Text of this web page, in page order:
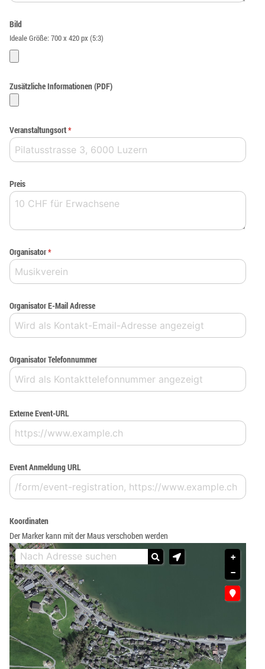
Bild
Ideale Größe: 700 x 420 px (5:3)
Zusätzliche Informationen (PDF)
Veranstaltungsort*
Preis
Organisator*
Organisator E-Mail Adresse
Organisator Telefonnummer
Externe Event-URL
Event Anmeldung URL
Koordinaten
Der Marker kann mit der Maus verschoben werden
+
−